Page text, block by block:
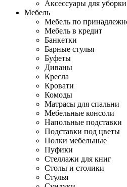
Аксессуары для уборки
Мебель
Мебель по
Мебель в кредит
Банкетки
Барные стулья
Буфеты
Диваны
Кресла
Кровати
Комоды
Матрасы для спальни
Мебельные консоли
Напольные подставки
Подставки под цветы
Полки мебельные
Пуфики
Стеллажи для книг
Столы и столики
Стулья